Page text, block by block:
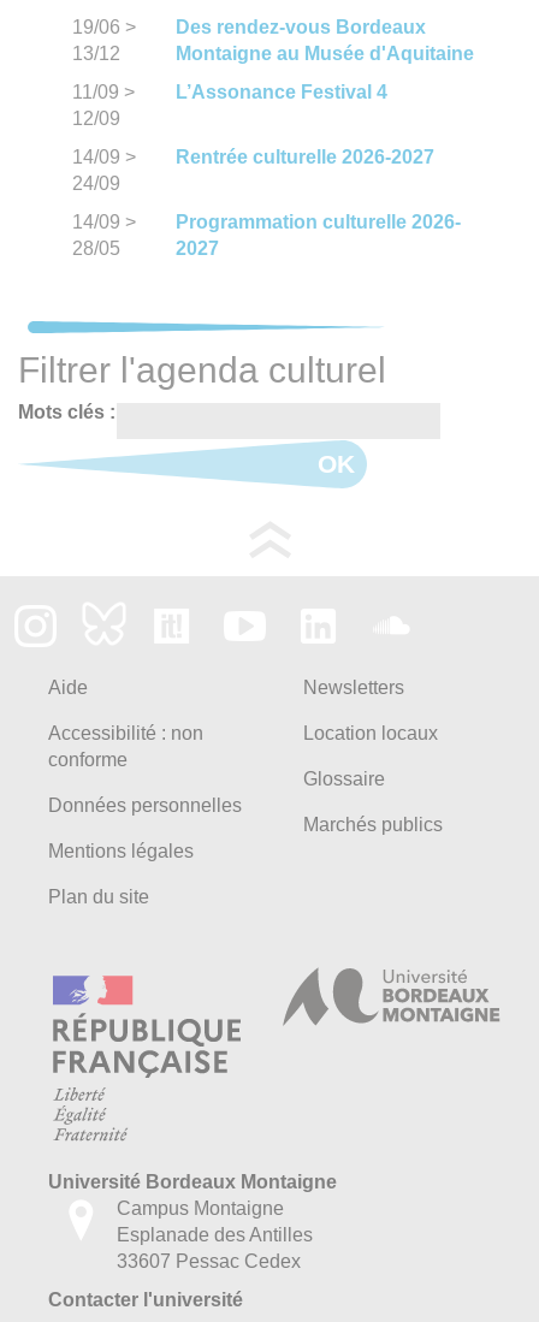
19/06 >
13/12
Des rendez-vous Bordeaux
Montaigne au Musée d'Aquitaine
11/09 >
12/09
L’Assonance Festival 4
14/09 >
24/09
Rentrée culturelle 2026-2027
14/09 >
28/05
Programmation culturelle 2026-
2027
Filtrer l'agenda culturel
Mots clés :
OK
Aide
Accessibilité : non
conforme
Données personnelles
Mentions légales
Plan du site
Newsletters
Location locaux
Glossaire
Marchés publics
Université Bordeaux Montaigne
Campus Montaigne
Esplanade des Antilles
33607 Pessac Cedex
Contacter l'université